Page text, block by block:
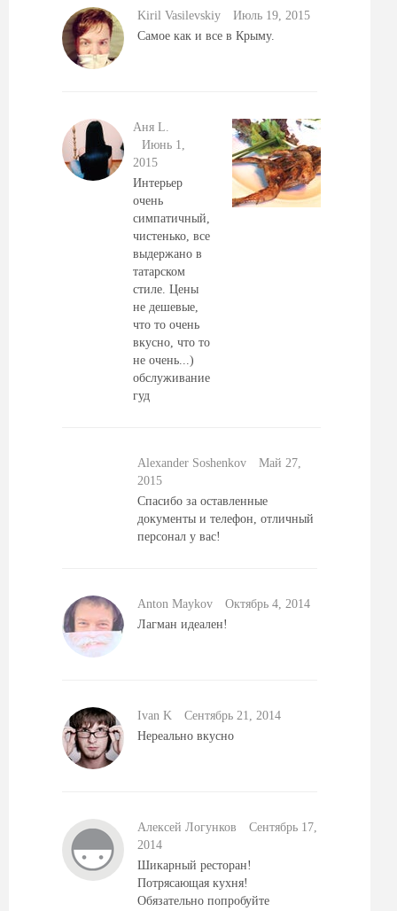
Kiril Vasilevskiy
Июль 19, 2015
Самое как и все в Крыму.
Аня L.
Июнь 1,
2015
Интерьер
очень
симпатичный,
чистенько, все
выдержано в
татарском
стиле. Цены
не дешевые,
что то очень
вкусно, что то
не очень...)
обслуживание
гуд
Alexander Soshenkov
Май 27,
2015
Спасибо за оставленные
документы и телефон, отличный
персонал у вас!
Anton Maykov
Октябрь 4, 2014
Лагман идеален!
Ivan K
Сентябрь 21, 2014
Нереально вкусно
Алексей Логунков
Сентябрь 17,
2014
Шикарный ресторан!
Потрясающая кухня!
Обязательно попробуйте